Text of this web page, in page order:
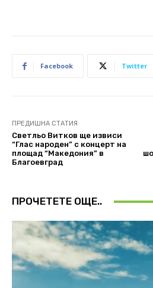
Facebook Twitter
ПРЕДИШНА СТАТИЯ
Светльо Витков ще извиси
“Глас народен” с концерт на
площад “Македония” в
Благоевград
ПРОЧЕТЕТЕ ОЩЕ..